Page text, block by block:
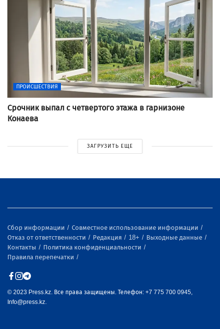
ПРОИСШЕСТВИЯ
Срочник выпал с четвертого этажа в гарнизоне
Конаева
ЗАГРУЗИТЬ ЕЩЕ
Сбор информации
Совместное использование информации
Отказ от ответственности
Редакция 18+
Выходные данные
Контакты
Политика конфиденциальности
Правила перепечатки
© 2023 Press.kz. Все права защищены. Телефон: +7 775 700 0945,
Info@press.kz.